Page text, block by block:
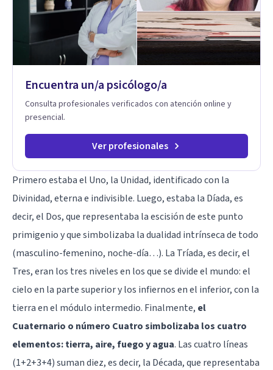
Encuentra un/a psicólogo/a
Consulta profesionales verificados con atención online y
presencial.
Ver profesionales
Primero estaba el Uno, la Unidad, identificado con la
Divinidad, eterna e indivisible. Luego, estaba la Díada, es
decir, el Dos, que representaba la escisión de este punto
primigenio y que simbolizaba la dualidad intrínseca de todo
(masculino-femenino, noche-día…). La Tríada, es decir, el
Tres, eran los tres niveles en los que se divide el mundo: el
cielo en la parte superior y los infiernos en el inferior, con la
tierra en el módulo intermedio. Finalmente, el
Cuaternario o número Cuatro simbolizaba los cuatro
elementos: tierra, aire, fuego y agua. Las cuatro líneas
(1+2+3+4) suman diez, es decir, la Década, que representaba